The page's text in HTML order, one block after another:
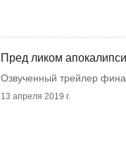
Пред ликом
Озвученный трейлер
13 апреля 2019 г.